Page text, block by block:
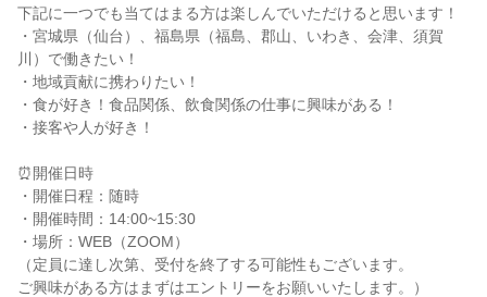
下記に一つでも当てはまる方は楽しんでいただけると思います！
・宮城県（仙台）、福島県（福島、郡山、いわき、会津、須賀
川）で働きたい！
・地域貢献に携わりたい！
・食が好き！食品関係、飲食関係の仕事に興味がある！
・接客や人が好き！
⏰開催日時
・開催日程：随時
・開催時間：14:00~15:30
・場所：WEB（ZOOM）
（定員に達し次第、受付を終了する可能性もございます。
ご興味がある方はまずはエントリーをお願いいたします。）